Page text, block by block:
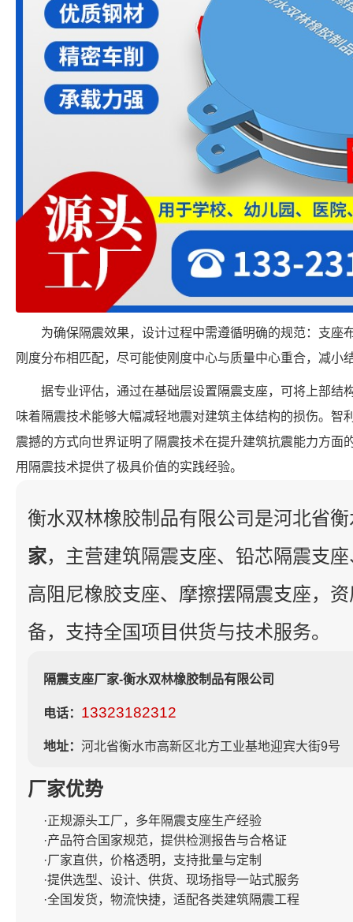
为确保隔震效果，设计过程中需遵循明确的规范：支座
刚度分布相匹配，尽可能使刚度中心与质量中心重合，减小
据专业评估，通过在基础层设置隔震支座，可将上部结
味着隔震技术能够大幅减轻地震对建筑主体结构的损伤。智
震撼的方式向世界证明了隔震技术在提升建筑抗震能力方面
用隔震技术提供了极具价值的实践经验。
衡水双林橡胶制品有限公司是河北省
家，主营建筑隔震支座、铅芯隔震支
高阻尼橡胶支座、摩擦摆隔震支座，
备，支持全国项目供货与技术服务。
隔震支座厂家-衡水双林橡胶制品有限公司
电话： 13323182312
地址： 河北省衡水市高新区北方工业基地迎宾大街9号
厂家优势
·正规源头工厂，多年隔震支座生产经验
·产品符合国家规范，提供检测报告与合格证
·厂家直供，价格透明，支持批量与定制
·提供选型、设计、供货、现场指导一站式服务
·全国发货，物流快捷，适配各类建筑隔震工程